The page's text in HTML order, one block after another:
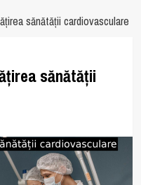
sănătății cardiovasculare
sănătății